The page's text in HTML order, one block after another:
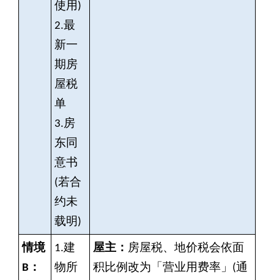
使用)
2.最
新一
期房
屋税
单
3.房
东同
意书
(若合
约未
载明)
情境
B：
1.建
物所
屋主： 房屋税、地价税会依面
积比例改为「营业用费率」(通